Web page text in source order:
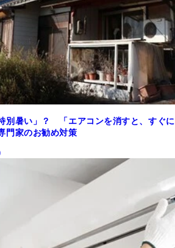
別暑い」？ 「エアコンを消すと、すぐに
門家のお勧め対策